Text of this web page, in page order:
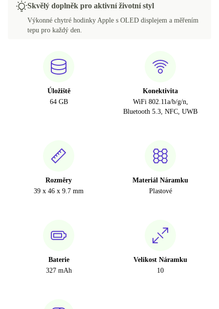
Skvělý doplněk pro aktivní životní styl
Výkonné chytré hodinky Apple s OLED displejem a měřením
tepu pro každý den.
Úložiště
64 GB
Konektivita
WiFi 802.11a/b/g/n,
Bluetooth 5.3, NFC, UWB
Rozměry
39 x 46 x 9.7 mm
Materiál Náramku
Plastové
Baterie
327 mAh
Velikost Náramku
10